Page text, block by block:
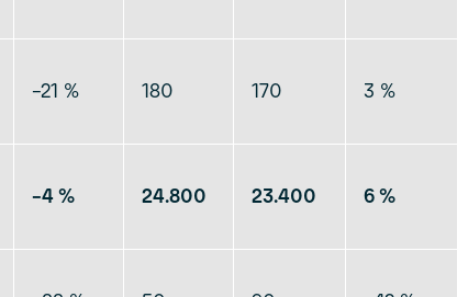
–21 % 180 170 3 %
–4% 24.800 23.400 6 %